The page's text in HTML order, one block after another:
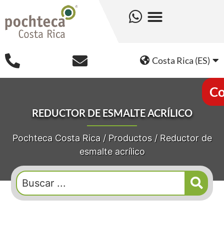
Costa Rica (ES)
REDUCTOR DE ESMALTE ACRÍLICO
Pochteca Costa Rica/ Productos/ Reductor de
esmalte acrílico